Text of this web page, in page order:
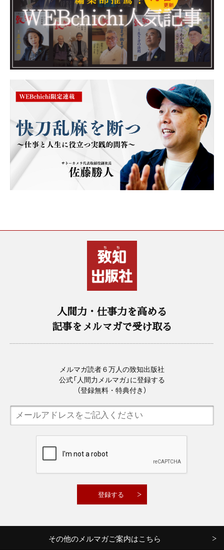
人間力・仕事力を高める
記事をメルマガで受け取る
メルマガ読者６万人の致知出版社
公式「人間力メルマガ」に登録する
（登録無料・特典付き）
その他のメルマガご案内はこちら